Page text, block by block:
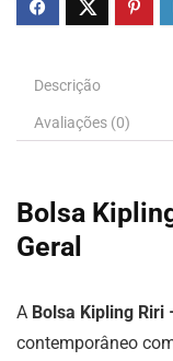
Descrição
Avaliações (0)
Bolsa
Geral
A Bolsa Kipling Riri
contemporâneo